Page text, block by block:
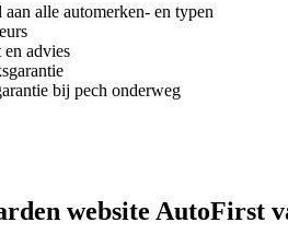
alle automerken- en typen
en advies
bij pech onderweg
website AutoFirst